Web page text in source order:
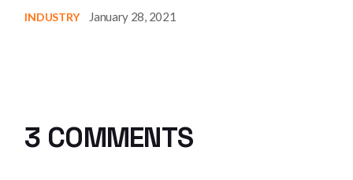
INDUSTRY January 28, 2021
3 COMMENTS